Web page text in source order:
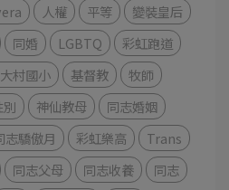
人權 平等
變裝皇后
同婚 LGBTQ
彩虹跑道
村國小 基督教
牧師
別 神仙教母
同志婚姻
志驕傲月 彩虹樂高
Trans
同志父母 同志收養
同志